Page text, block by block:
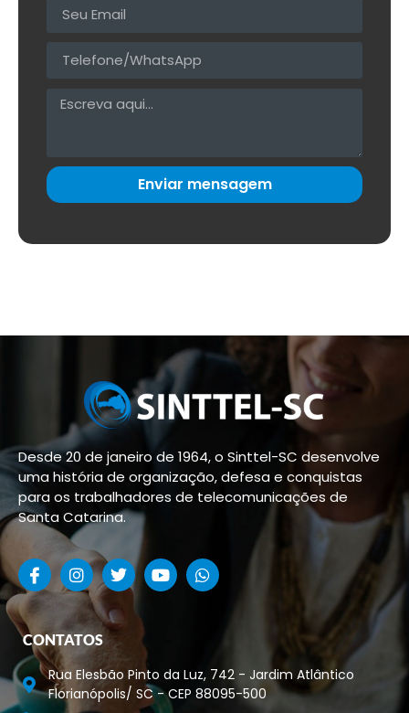
Enviar mensagem
Desde 20 de janeiro de 1964, o Sinttel-SC desenvolve
uma história de organização, defesa e conquistas
para os trabalhadores de telecomunicações de
Santa Catarina.
CONTATOS
Rua Elesbão Pinto da Luz, 742 - Jardim Atlântico
Florianópolis/ SC - CEP 88095-500